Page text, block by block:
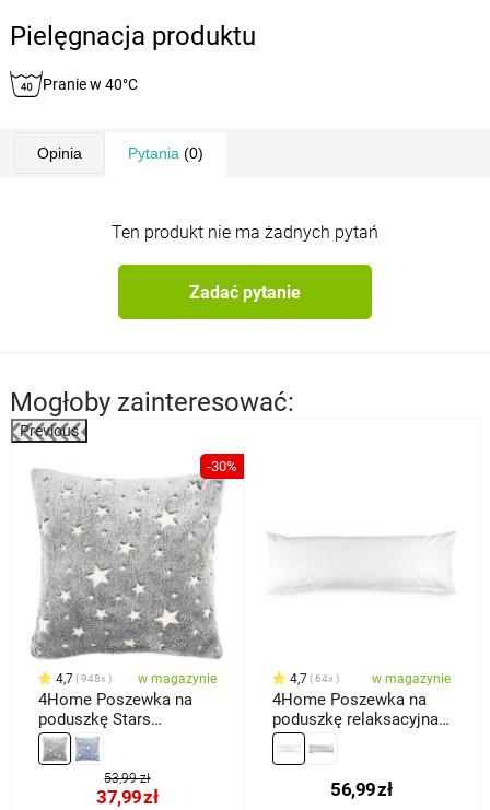
Pielęgnacja produktu
Pranie w 40°C
Opinia Pytania (0)
Ten produkt nie ma żadnych pytań
Zadać pytanie
Mogłoby zainteresować:
Previous
-30%
4,7 948x w magazynie
4Home Poszewka na
poduszkę Stars
świecąca szary, 40 x 40
cm
53,99 zł
37,99zł
4,7 64x w magazynie
4Home Poszewka na
poduszkę relaksacyjna
Mąż zastępczy, biała, 45
x 120 cm
56,99zł